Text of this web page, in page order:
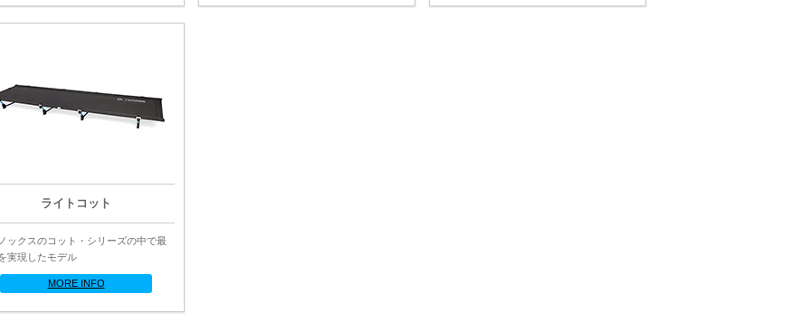
ライトコット
ックスのコット・シリーズの中で最
実現したモデル
MORE INFO